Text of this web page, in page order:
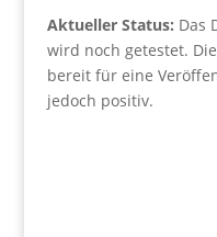
Aktueller Status: Das
wird noch getestet.
bereit für eine
jedoch positiv.